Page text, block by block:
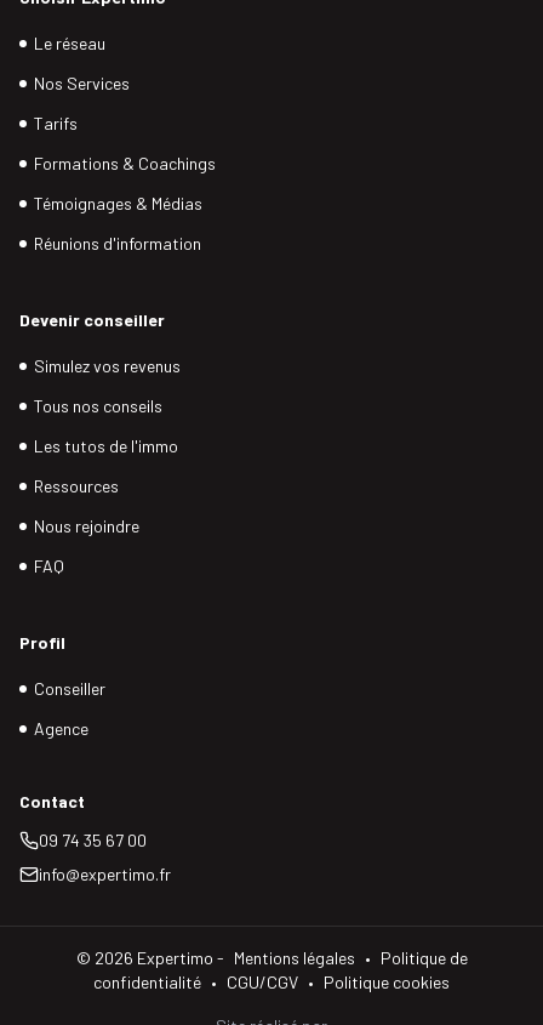
Le réseau
Nos Services
Tarifs
Formations & Coachings
Témoignages & Médias
Réunions d'information
Devenir conseiller
Simulez vos revenus
Tous nos conseils
Les tutos de l'immo
Ressources
Nous rejoindre
FAQ
Profil
Conseiller
Agence
Contact
09 74 35 67 00
info@expertimo.fr
© 2026 Expertimo - Mentions légales • Politique de
confidentialité • CGU/CGV • Politique cookies